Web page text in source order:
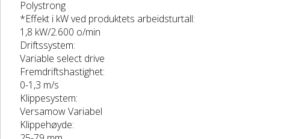
Polystrong
*Effekt i kW ved produktets arbeidsturtall:
1,8 kW/2.600 o/min
Driftssystem:
Variable select drive
Fremdriftshastighet:
0-1,3 m/s
Klippesystem:
Versamow Variabel
Klippehøyde: